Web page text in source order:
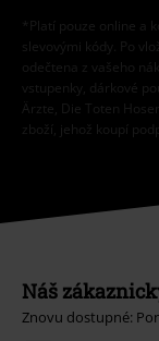
*Platí pouze online a
slevovými kódy. Po
odečtena z vašeho
vstupenky, dárkové
Ärzte, Die Toten
zboží, jehož koupí
Náš
Znovu dostupné: